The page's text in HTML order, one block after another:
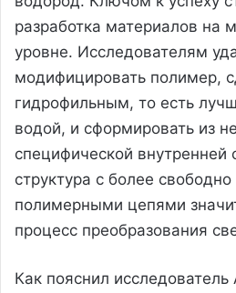
разработка материалов на
уровне. Исследователям
модифицировать полимер,
гидрофильным, то есть
водой, и сформировать из
специфической внутренней
структура с более
полимерными цепями
процесс преобразования
Как пояснил